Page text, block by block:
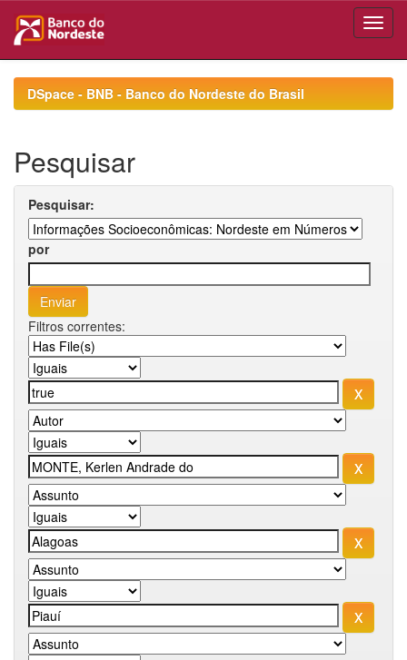
navigationDSpace - BNB - Banco do Nordeste do Brasil
Pesquisar
Pesquisar:
por
Filtros correntes: